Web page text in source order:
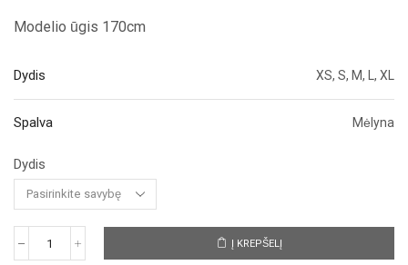
Modelio ūgis 170cm
Dydis XS, S, M, L, XL
Spalva Mėlyna
Dydis
produkto
Į KREPŠELĮ